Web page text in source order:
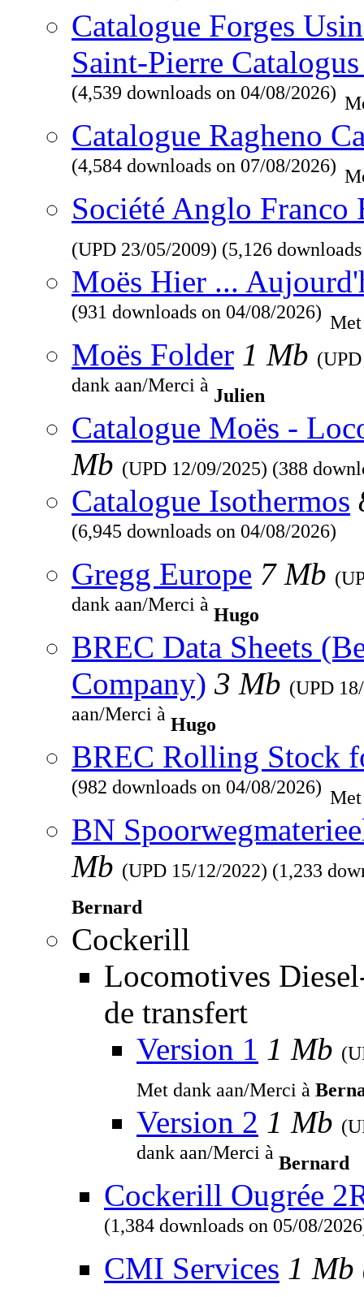
Catalogue Forges
Saint-Pierre
(4,539 downloads on 04/08/2026)
Catalogue Ragheno
(4,584 downloads on 07/08/2026)
Société Anglo
(UPD 23/05/2009) (5,126
Moës Hier ...
(931 downloads on 04/08/2026)
Moës Folder 1 Mb
dank aan/Merci à Julien
Catalogue Moës -
Mb (UPD 12/09/2025) (388
Catalogue Isothermos
(6,945 downloads on 04/08/2026)
Gregg Europe 7 Mb
dank aan/Merci à Hugo
BREC Data Sheets
Company) 3 Mb (UPD
aan/Merci à Hugo
BREC Rolling Stock
(982 downloads on 04/08/2026)
BN
Mb (UPD 15/12/2022) (1,233
Bernard
Cockerill
Locomotives
de transfert
Version 1 1 Mb
Met dank aan/Merci à
Version 2 1 Mb
dank aan/Merci à Bernard
Cockerill Ougrée
(1,384 downloads on 05/08/
CMI Services 1 Mb